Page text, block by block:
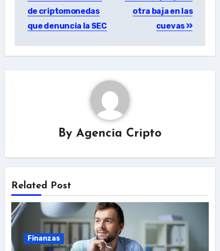
navigation
de criptomonedas
que denuncia la SEC
otra baja en las
cuevas
By Agencia Cripto
Related Post
Finanzas